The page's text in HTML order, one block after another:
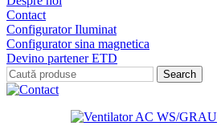
Contact
Configurator Iluminat
Configurator sina magnetica
Devino partener ETD
Search